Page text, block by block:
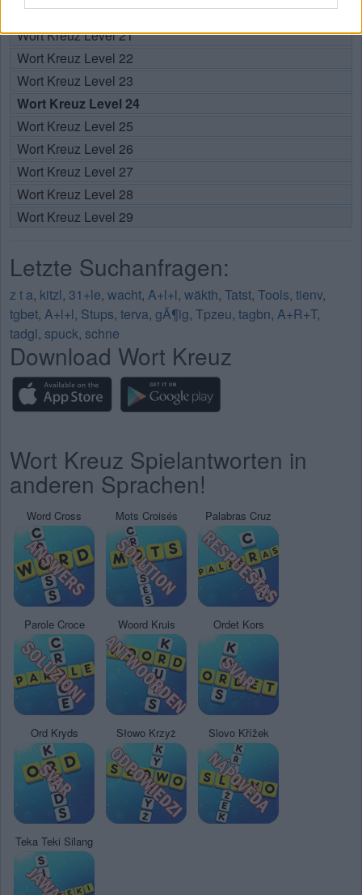
Wort Kreuz Level 20
Wort Kreuz Level 21
Wort Kreuz Level 22
Wort Kreuz Level 23
Wort Kreuz Level 24
Wort Kreuz Level 25
Wort Kreuz Level 26
Wort Kreuz Level 27
Wort Kreuz Level 28
Wort Kreuz Level 29
Letzte Suchanfragen:
z t a, kitzl, 31+le, wacht, A+l+l, wäkth, Tatst, Tools, tienv,
tgbet, A+l+l, Stups, terva, gÃ¶ig, Tpzeu, tagbn, A+R+T,
tadgl, spuck, schne
Download Wort Kreuz
Wort Kreuz Spielantworten in
anderen Sprachen!
Word Cross Mots Croisés Palabras Cruz
Parole Croce Woord Kruis Ordet Kors
Ord Kryds Słowo Krzyż Slovo Křížek
Teka Teki Silang